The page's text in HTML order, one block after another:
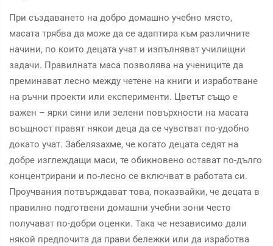
При създаването на добро домашно учебно място,
масата трябва да може да се адаптира към различните
начини, по които децата учат и изпълняват училищни
задачи. Правилната маса позволява на учениците да
преминават лесно между четене на книги и изработване
на ръчни проекти или експерименти. Цветът също е
важен – ярки сини или зелени повърхности на масата
всъщност правят някои деца да се чувстват по-удобно
докато учат. Забелязахме, че когато децата седят на
добре изглеждащи маси, те обикновено остават по-дълго
концентрирани и по-лесно се включват в работата си.
Проучвания потвърждават това, показвайки, че децата в
правилно подготвени домашни учебни зони често
получават по-добри оценки. Така че независимо дали
някой предпочита да прави бележки или да изработва